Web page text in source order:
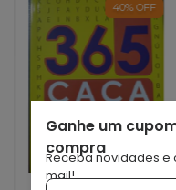
40%OFF
Ganhe um
compra
Receba novidades e
mail!